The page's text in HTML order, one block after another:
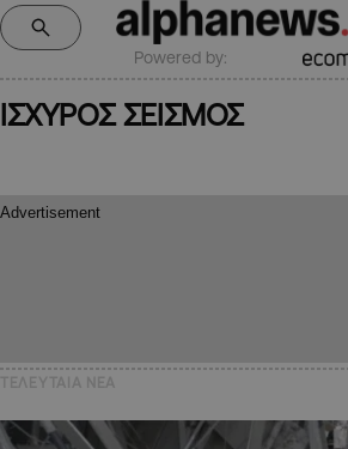
Powered by:
ΙΣΧΥΡΟΣ ΣΕΙΣΜΟΣ